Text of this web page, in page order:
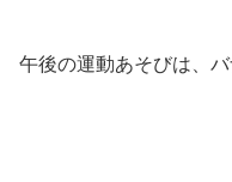
午後の運動あそびは、